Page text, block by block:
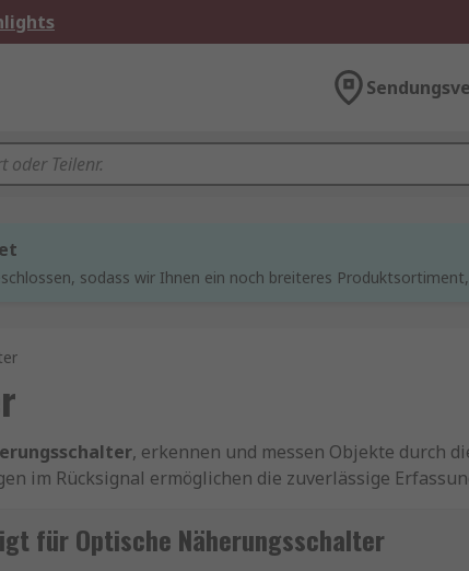
sodass wir Ihnen ein noch breiteres
, erkennen und messen Objekte durch
im Rücksignal ermöglichen die zuverlässige
Anwendungen.
für Optische Näherungsschalter